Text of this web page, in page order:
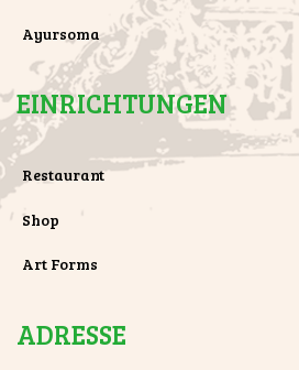
Ayursoma
EINRICHTUNGEN
Restaurant
Shop
Art Forms
ADRESSE